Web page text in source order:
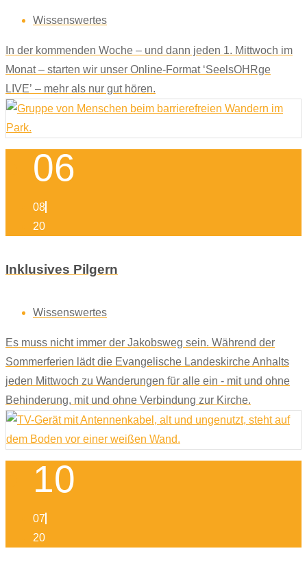
Wissenswertes
In der kommenden Woche – und dann jeden 1. Mittwoch im
Monat – starten wir unser Online-Format ‘SeelsOHRge
LIVE’ – mehr als nur gut hören.
06
08
20
Inklusives Pilgern
Wissenswertes
Es muss nicht immer der Jakobsweg sein. Während der
Sommerferien lädt die Evangelische Landeskirche Anhalts
jeden Mittwoch zu Wanderungen für alle ein - mit und ohne
Behinderung, mit und ohne Verbindung zur Kirche.
10
07
20